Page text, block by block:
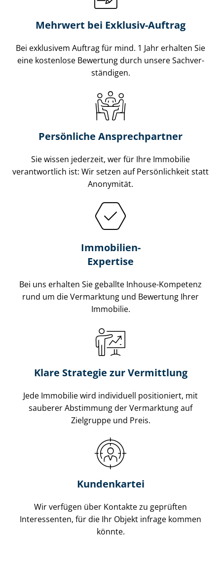
Mehrwert bei Exklusiv-Auftrag
Bei exklusivem Auftrag für mind. 1 Jahr erhalten Sie
eine kostenlose Bewertung durch unsere Sach­ver­
stän­di­gen.
Persönliche Ansprechpartner
Sie wissen jederzeit, wer für Ihre Immobilie
verantwortlich ist: Wir setzen auf Persönlichkeit statt
Anonymität.
Immobilien-
Expertise
Bei uns erhalten Sie geballte Inhouse-Kompetenz
rund um die Vermarktung und Bewertung Ihrer
Immobilie.
Klare Strategie zur Vermittlung
Jede Immobilie wird individuell positioniert, mit
sauberer Abstimmung der Vermarktung auf
Zielgruppe und Preis.
Kundenkartei
Wir verfügen über Kontakte zu geprüften
Interessenten, für die Ihr Objekt infrage kommen
könnte.